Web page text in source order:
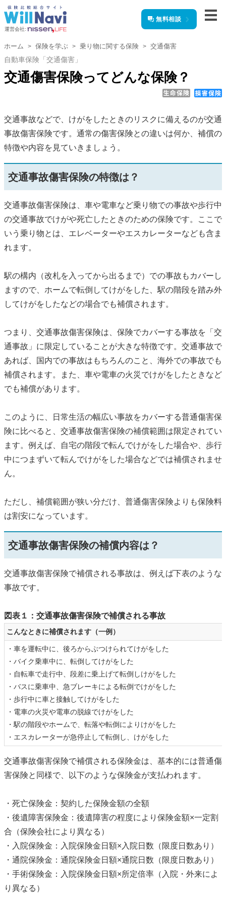
運営会社:
無料相談
ホーム 保険を学ぶ 乗り物に関する保険 交通傷害
自動車保険「交通傷害」
交通傷害保険ってどんな保険？
交通事故などで、けがをしたときのリスクに備えるのが交通
事故傷害保険です。通常の傷害保険との違いは何か、補償の
特徴や内容を見ていきましょう。
交通事故傷害保険の特徴は？
交通事故傷害保険は、車や電車など乗り物での事故や歩行中
の交通事故でけがや死亡したときのための保険です。ここで
いう乗り物とは、エレベーターやエスカレーターなども含ま
れます。
駅の構内（改札を入ってから出るまで）での事故もカバーし
ますので、ホームで転倒してけがをした、駅の階段を踏み外
してけがをしたなどの場合でも補償されます。
つまり、交通事故傷害保険は、保険でカバーする事故を「交
通事故」に限定していることが大きな特徴です。交通事故で
あれば、国内での事故はもちろんのこと、海外での事故でも
補償されます。また、車や電車の火災でけがをしたときなど
でも補償があります。
このように、日常生活の幅広い事故をカバーする普通傷害保
険に比べると、交通事故傷害保険の補償範囲は限定されてい
ます。例えば、自宅の階段で転んでけがをした場合や、歩行
中につまずいて転んでけがをした場合などでは補償されませ
ん。
ただし、補償範囲が狭い分だけ、普通傷害保険よりも保険料
は割安になっています。
交通事故傷害保険の補償内容は？
交通事故傷害保険で補償される事故は、例えば下表のような
事故です。
図表１：交通事故傷害保険で補償される事故
こんなときに補償されます（一例）
・車を運転中に、後ろからぶつけられてけがをした
・バイク乗車中に、転倒してけがをした
・自転車で走行中、段差に乗上げて転倒しけがをした
・バスに乗車中、急ブレーキによる転倒でけがをした
・歩行中に車と接触してけがをした
・電車の火災や電車の脱線でけがをした
・駅の階段やホームで、転落や転倒によりけがをした
・エスカレーターが急停止して転倒し、けがをした
交通事故傷害保険で補償される保険金は、基本的には普通傷
害保険と同様で、以下のような保険金が支払われます。
・死亡保険金：契約した保険金額の全額
・後遺障害保険金：後遺障害の程度により保険金額×一定割
合（保険会社により異なる）
・入院保険金：入院保険金日額×入院日数（限度日数あり）
・通院保険金：通院保険金日額×通院日数（限度日数あり）
・手術保険金：入院保険金日額×所定倍率（入院・外来によ
り異なる）